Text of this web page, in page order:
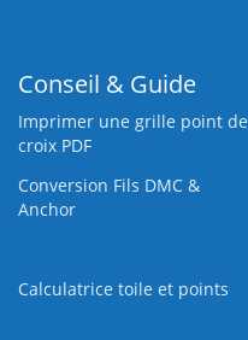
Conseil & Guide
Imprimer une grille point de
croix PDF
Conversion Fils DMC &
Anchor
Calculatrice toile et points